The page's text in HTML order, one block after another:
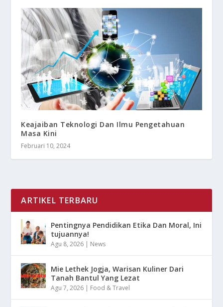
Keajaiban Teknologi Dan Ilmu Pengetahuan
Masa Kini
Februari 10, 2024
ARTIKEL TERBARU
Pentingnya Pendidikan Etika Dan Moral, Ini
tujuannya!
Agu 8, 2026 | News
Mie Lethek Jogja, Warisan Kuliner Dari
Tanah Bantul Yang Lezat
Agu 7, 2026 | Food & Travel